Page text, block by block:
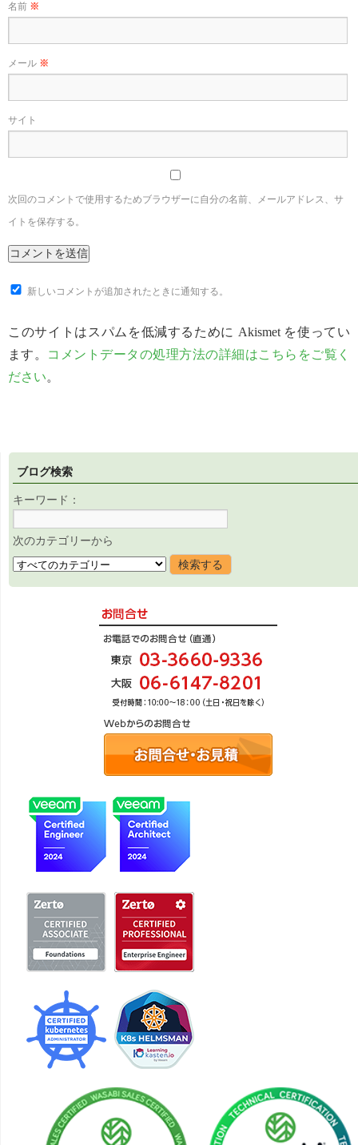
名前 ※
メール ※
サイト
次回のコメントで使用するためブラウザーに自分の名前、メールアドレス、サ
イトを保存する。
新しいコメントが追加されたときに通知する。
このサイトはスパムを低減するために Akismet を使ってい
ます。 コメントデータの処理方法の詳細はこちらをご覧く
ださい。
ブログ検索
キーワード：
次のカテゴリーから